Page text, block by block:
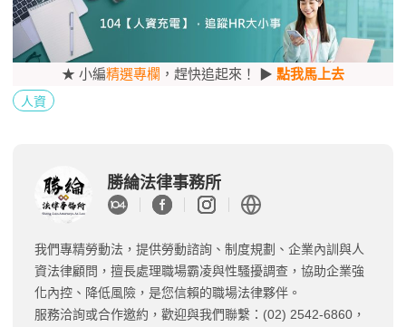
★ 小編精選專欄 ，趕快追起來！ ▶ 點我馬上去
人資
勝綸法律事務所
我們專精勞動法，提供勞動諮詢、制度規劃、企業內訓與人
資法律顧問，擅長處理職場霸凌與性騷擾調查，協助企業強
化內控、降低風險，是您信賴的職場法律夥伴。
服務洽詢或合作邀約，歡迎與我們聯繫：(02) 2542-6860，